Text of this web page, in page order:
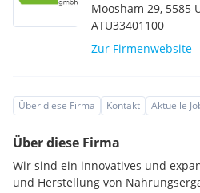
Moosham 29, 5585
ATU33401100
Zur Firmenwebsite
Über diese Firma Kontakt Aktuelle
Über diese Firma
Wir sind ein innovatives und
und Herstellung von